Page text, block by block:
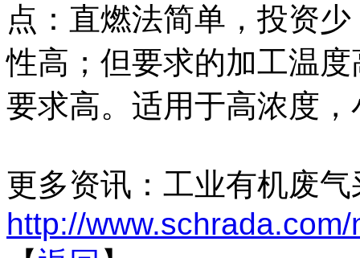
点：直燃法简单，投资
性高；但要求的加工温
要求高。适用于高浓度
更多资讯：工业有机废
http://